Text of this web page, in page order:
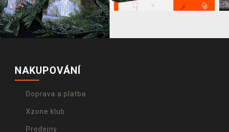
NAKUPOVÁNÍ
Doprava a platba
Xzone klub
Prodejny